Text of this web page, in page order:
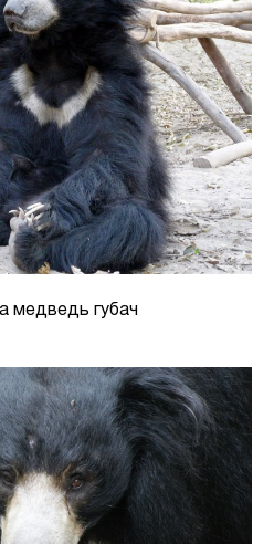
медведь губач